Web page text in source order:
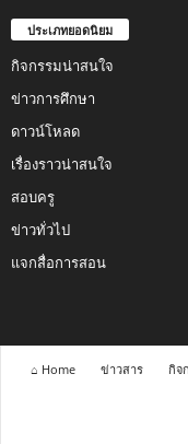
ประเภทยอดนิยม
กิจกรรมน่าสนใจ
ข่าวการศึกษา
ดาวน์โหลด
เรื่องราวน่าสนใจ
สอบครู
ข่าวทั่วไป
แจกสื่อการสอน
⌂ Home ข่าวสาร กิจ